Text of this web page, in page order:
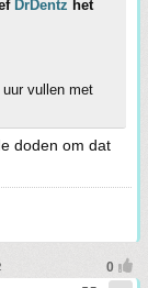
DrDentz het
vullen met
doden om dat